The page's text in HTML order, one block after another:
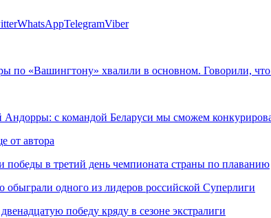
WhatsAppTelegramViber
по «Вашингтону» хвалили в основном. Говорили,
с командой Беларуси мы сможем
от автора
в третий день чемпионата страны по плаванию
одного из лидеров российской Суперлиги
победу кряду в сезоне экстралиги